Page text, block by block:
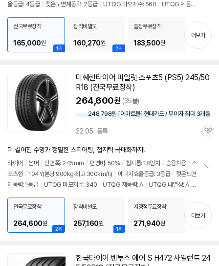
율등급: 4등급 / 젖은노면제동력: 2등급 / UTQG 마모지수: 560 / UTQG 제동력:
래스
기
1위
전국무료장착
165,000원
2위
장착비별도
160,270원
출장무료장착
183,500원
더보기
미쉐린타이어 파일럿 스포츠5 (PS5) 245/50
R18 (전국무료장착)
264,600원 (35몰)
248,798원 [이마트몰] 현대카드 / 무이자 최대 3개월
22.05. 등록
관
더 길어진 수명과 정밀한 스티어링, 접지력 극대화까지!
타이어 / 썸머 / 단면폭: 245mm / 편평비: 50% / 휠지름: 18인치 / 승용차용 / 스
포츠형 / 104Y(본당 900kg·최고 300km/h) / 에너지효율등급: 3등급 / 젖은노면
제동력: 1등급 / UTQG 마모지수: 340 / UTQG 제동력: A / UTQG 내열성: A /
기
2위
전국무료장착
264,600원
1위
장착비별도
257,160원
지정점무료장착
271,940원
더보기
한국타이어 벤투스 에어 S H472 사일런트 24